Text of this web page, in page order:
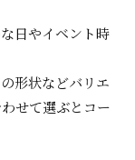
日やイベント時
形状などバリエ
せて選ぶとコー